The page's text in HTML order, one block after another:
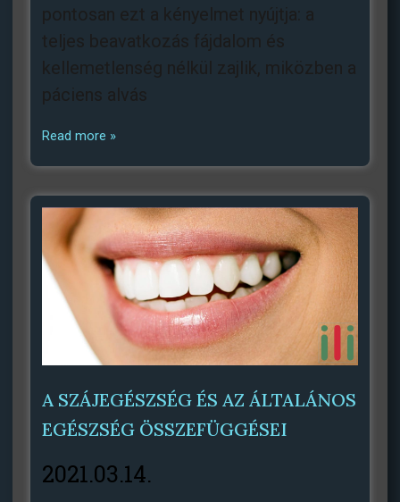
pontosan ezt a kényelmet nyújtja: a
teljes beavatkozás fájdalom és
kellemetlenség nélkül zajlik, miközben a
páciens alvás
Read more »
A SZÁJEGÉSZSÉG ÉS AZ ÁLTALÁNOS
EGÉSZSÉG ÖSSZEFÜGGÉSEI
2021.03.14.